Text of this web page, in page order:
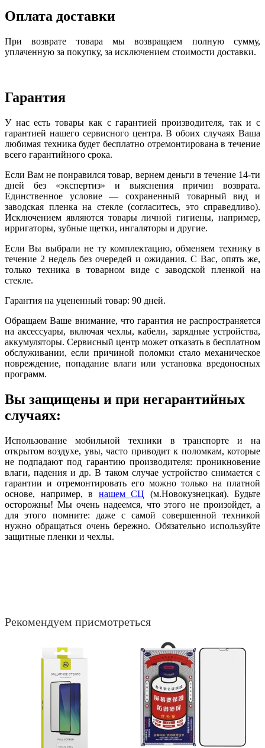
Оплата доставки
При возврате товара мы возвращаем полную сумму,
уплаченную за покупку, за исключением стоимости доставки.
Гарантия
У нас есть товары как с гарантией производителя, так и с
гарантией нашего сервисного центра. В обоих случаях Ваша
любимая техника будет бесплатно отремонтирована в течение
всего гарантийного срока.
Если Вам не понравился товар, вернем деньги в течение 14-ти
дней без «экспертиз» и выяснения причин возврата.
Единственное условие — сохраненный товарный вид и
заводская пленка на стекле (согласитесь, это справедливо).
Исключением являются товары личной гигиены, например,
ирригаторы, зубные щетки, ингаляторы и другие.
Если Вы выбрали не ту комплектацию, обменяем технику в
течение 2 недель без очередей и ожидания. С Вас, опять же,
только техника в товарном виде с заводской пленкой на
стекле.
Гарантия на уцененный товар: 90 дней.
Обращаем Ваше внимание, что гарантия не распространяется
на аксессуары, включая чехлы, кабели, зарядные устройства,
аккумуляторы. Сервисный центр может отказать в бесплатном
обслуживании, если причиной поломки стало механическое
повреждение, попадание влаги или установка вредоносных
программ.
Вы защищены и при негарантийных
случаях:
Использование мобильной техники в транспорте и на
открытом воздухе, увы, часто приводит к поломкам, которые
не подпадают под гарантию производителя: проникновение
влаги, падения и др. В таком случае устройство снимается с
гарантии и отремонтировать его можно только на платной
основе, например, в нашем СЦ (м.Новокузнецкая). Будьте
осторожны! Мы очень надеемся, что этого не произойдет, а
для этого помните: даже с самой совершенной техникой
нужно обращаться очень бережно. Обязательно используйте
защитные пленки и чехлы.
Рекомендуем присмотреться